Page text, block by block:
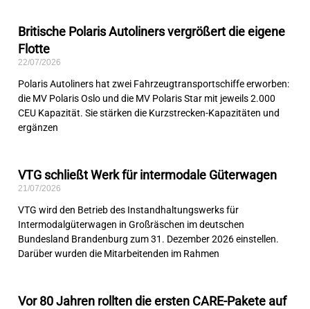
Britische Polaris Autoliners vergrößert die eigene
Flotte
22/07/2026
Polaris Autoliners hat zwei Fahrzeugtransportschiffe erworben:
die MV Polaris Oslo und die MV Polaris Star mit jeweils 2.000
CEU Kapazität. Sie stärken die Kurzstrecken-Kapazitäten und
ergänzen
VTG schließt Werk für intermodale Güterwagen
21/07/2026
VTG wird den Betrieb des Instandhaltungswerks für
Intermodalgüterwagen in Großräschen im deutschen
Bundesland Brandenburg zum 31. Dezember 2026 einstellen.
Darüber wurden die Mitarbeitenden im Rahmen
Vor 80 Jahren rollten die ersten CARE-Pakete auf